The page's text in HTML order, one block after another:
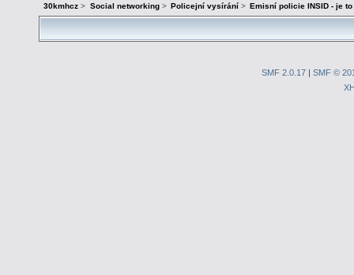
30kmhcz > Social networking> Policejní vysírání> Emisní policie INSID - je
SMF 2.0.17| SMF ©